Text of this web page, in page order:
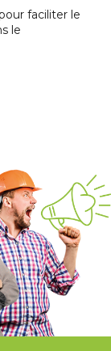
faciliter le
le